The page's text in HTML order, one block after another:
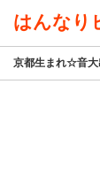
はんなり
京都生まれ☆音大